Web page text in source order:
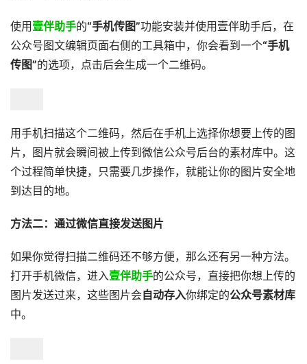
使用 壹伴助手的“手机传图”功能安装并使用壹伴助手后，在
公众号图文编辑页面右侧的工具箱中，你会看到一个“手机
传图”的选项，点击后会生成一个二维码。
用手机扫描这个二维码，然后在手机上选择你想要上传的图
片，图片就会瞬间被上传到微信公众号后台的素材库中。这
个过程简单快捷，只需要几步操作，就能让你的图片安全地
到达目的地。
方法二：通过微信直接发送图片
如果你觉得扫描二维码还不够方便，那么还有另一种方法。
打开手机微信，进入壹伴助手的公众号，直接把你想上传的
图片发送过来，这些图片会自动存入你绑定的公众号素材库
中。